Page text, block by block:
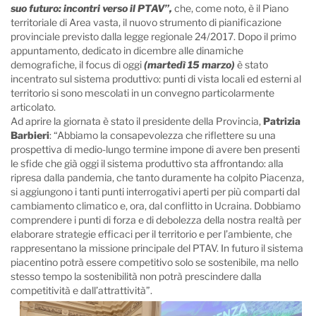
suo futuro: incontri verso il PTAV”, che, come noto, è il Piano
territoriale di Area vasta, il nuovo strumento di pianificazione
provinciale previsto dalla legge regionale 24/2017. Dopo il primo
appuntamento, dedicato in dicembre alle dinamiche
demografiche, il focus di oggi(martedì 15 marzo) è stato
incentrato sul sistema produttivo: punti di vista locali ed esterni al
territorio si sono mescolati in un convegno particolarmente
articolato.
Ad aprire la giornata è stato il presidente della Provincia, Patrizia
Barbieri: “Abbiamo la consapevolezza che riflettere su una
prospettiva di medio-lungo termine impone di avere ben presenti
le sfide che già oggi il sistema produttivo sta affrontando: alla
ripresa dalla pandemia, che tanto duramente ha colpito Piacenza,
si aggiungono i tanti punti interrogativi aperti per più comparti dal
cambiamento climatico e, ora, dal conflitto in Ucraina. Dobbiamo
comprendere i punti di forza e di debolezza della nostra realtà per
elaborare strategie efficaci per il territorio e per l’ambiente, che
rappresentano la missione principale del PTAV. In futuro il sistema
piacentino potrà essere competitivo solo se sostenibile, ma nello
stesso tempo la sostenibilità non potrà prescindere dalla
competitività e dall’attrattività”.